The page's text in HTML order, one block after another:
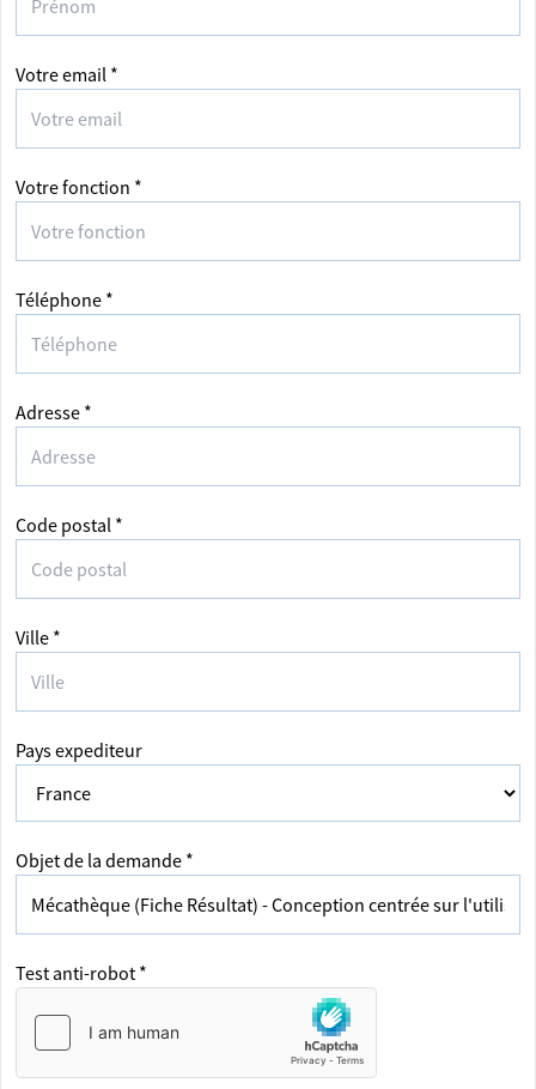
Votre email *
Votre fonction *
Téléphone *
Adresse *
Code postal *
Ville *
Pays expediteur
Objet de la demande *
Test anti-robot *